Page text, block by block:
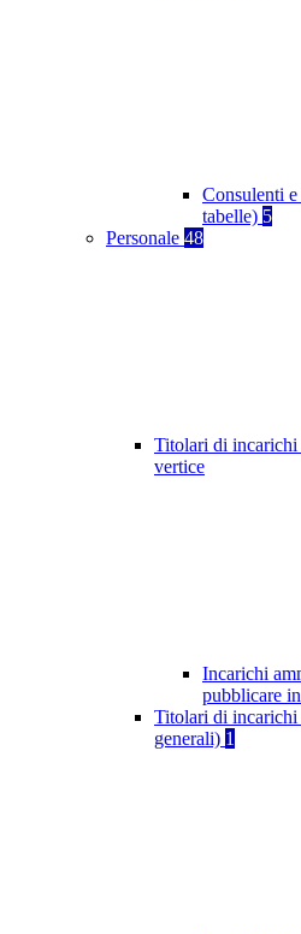
Consulenti
tabelle) 5
Personale 48
Titolari di
vertice
Incarichi
pubblicare
Titolari di
generali) 1